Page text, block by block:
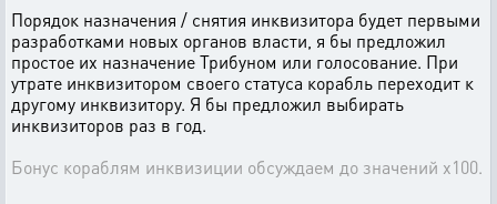
Порядок назначения / снятия инквизитора будет первыми
разработками новых органов власти, я бы предложил
простое их назначение Трибуном или голосование. При
утрате инквизитором своего статуса корабль переходит к
другому инквизитору. Я бы предложил выбирать
инквизиторов раз в год.
Бонус кораблям инквизиции обсуждаем до значений х100.